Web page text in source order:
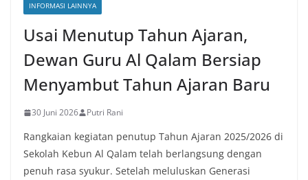
INFORMASI LAINNYA
Usai Menutup Tahun Ajaran,
Dewan Guru Al Qalam Bersiap
Menyambut Tahun Ajaran Baru
30 Juni 2026 Putri Rani
Rangkaian kegiatan penutup Tahun Ajaran 2025/2026 di
Sekolah Kebun Al Qalam telah berlangsung dengan
penuh rasa syukur. Setelah meluluskan Generasi